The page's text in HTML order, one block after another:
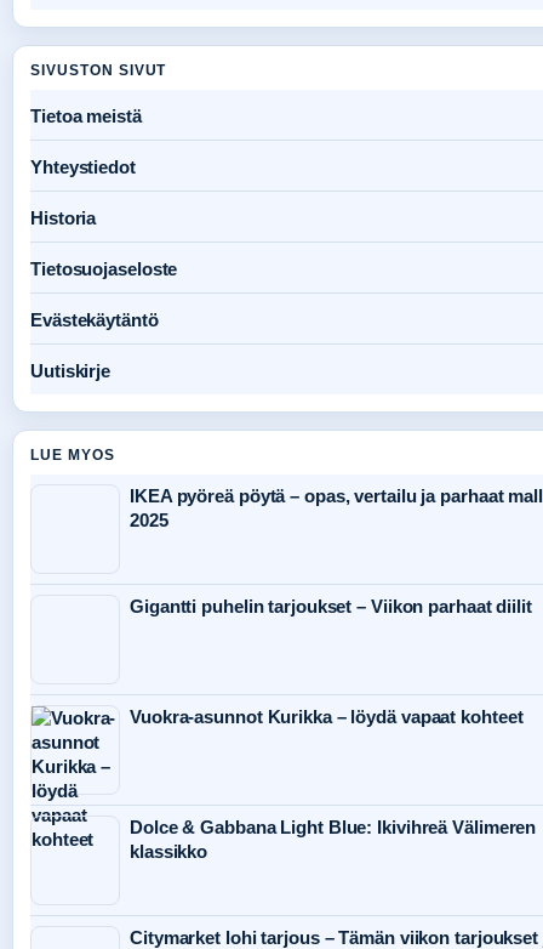
SIVUSTON SIVUT
Tietoa meistä
Yhteystiedot
Historia
Tietosuojaseloste
Evästekäytäntö
Uutiskirje
LUE MYOS
IKEA pyöreä pöytä – opas, vertailu ja parhaat
2025
Gigantti puhelin tarjoukset – Viikon parhaat diilit
Vuokra-asunnot Kurikka – löydä vapaat kohteet
Dolce & Gabbana Light Blue: Ikivihreä Välimeren
klassikko
Citymarket lohi tarjous – Tämän viikon tarjoukset